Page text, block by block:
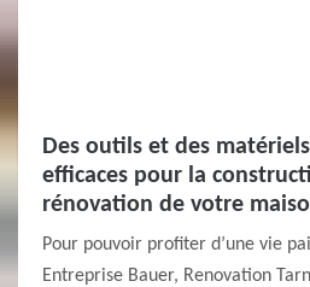
Des outils et des
efficaces pour la
rénovation de votre
Pour pouvoir profiter d’une vie
Entreprise Bauer, Renovation